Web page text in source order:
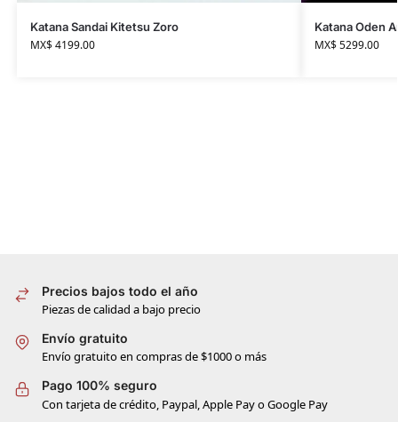
Katana Sandai Kitetsu Zoro
MX$4199.00
Katana Oden
MX$5299.00
Precios bajos todo el año
Piezas de calidad a bajo precio
Envío gratuito
Envío gratuito en compras de $1000 o más
Pago 100% seguro
Con tarjeta de crédito, Paypal, Apple Pay o Google Pay